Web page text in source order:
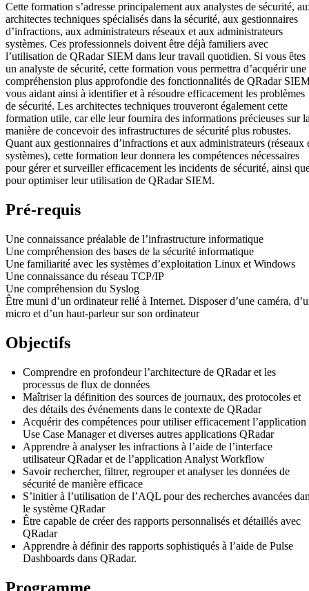
Cette formation s’adresse principalement aux analystes de sécurité,
architectes techniques spécialisés dans la sécurité, aux gestionnaires
d’infractions, aux administrateurs réseaux et aux administrateurs
systèmes. Ces professionnels doivent être déjà familiers avec
l’utilisation de QRadar SIEM dans leur travail quotidien. Si vous êtes
un analyste de sécurité, cette formation vous permettra d’acquérir une
compréhension plus approfondie des fonctionnalités de QRadar
vous aidant ainsi à identifier et à résoudre efficacement les problèmes
de sécurité. Les architectes techniques trouveront également cette
formation utile, car elle leur fournira des informations précieuses sur
manière de concevoir des infrastructures de sécurité plus robustes.
Quant aux gestionnaires d’infractions et aux administrateurs (réseaux
systèmes), cette formation leur donnera les compétences nécessaires
pour gérer et surveiller efficacement les incidents de sécurité, ainsi
pour optimiser leur utilisation de QRadar SIEM.
Pré-requis
Une connaissance préalable de l’infrastructure informatique
Une compréhension des bases de la sécurité informatique
Une familiarité avec les systèmes d’exploitation Linux et Windows
Une connaissance du réseau TCP/IP
Une compréhension du Syslog
Être muni d’un ordinateur relié à Internet. Disposer d’une caméra,
micro et d’un haut-parleur sur son ordinateur
Objectifs
Comprendre en profondeur l’architecture de QRadar et les
processus de flux de données
Maîtriser la définition des sources de journaux, des protocoles et
des détails des événements dans le contexte de QRadar
Acquérir des compétences pour utiliser efficacement l’application
Use Case Manager et diverses autres applications QRadar
Apprendre à analyser les infractions à l’aide de l’interface
utilisateur QRadar et de l’application Analyst Workflow
Savoir rechercher, filtrer, regrouper et analyser les données de
sécurité de manière efficace
S’initier à l’utilisation de l’AQL pour des recherches avancées
le système QRadar
Être capable de créer des rapports personnalisés et détaillés avec
QRadar
Apprendre à définir des rapports sophistiqués à l’aide de Pulse
Dashboards dans QRadar.
Programme